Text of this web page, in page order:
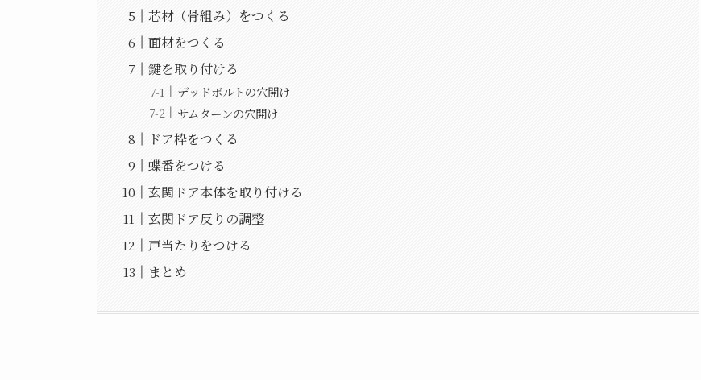
芯材（骨組み）をつくる
面材をつくる
鍵を取り付ける
デッドボルトの穴開け
サムターンの穴開け
ドア枠をつくる
蝶番をつける
玄関ドア本体を取り付ける
玄関ドア反りの調整
戸当たりをつける
まとめ